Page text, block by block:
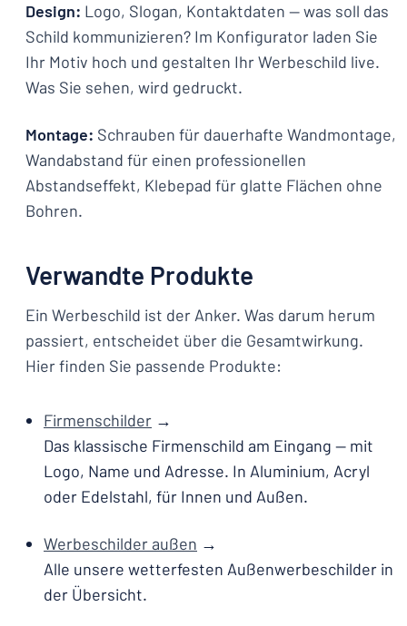
Design: Logo, Slogan, Kontaktdaten — was soll das
Schild kommunizieren? Im Konfigurator laden Sie
Ihr Motiv hoch und gestalten Ihr Werbeschild live.
Was Sie sehen, wird gedruckt.
Montage: Schrauben für dauerhafte Wandmontage,
Wandabstand für einen professionellen
Abstandseffekt, Klebepad für glatte Flächen ohne
Bohren.
Verwandte Produkte
Ein Werbeschild ist der Anker. Was darum herum
passiert, entscheidet über die Gesamtwirkung.
Hier finden Sie passende Produkte:
Firmenschilder →
Das klassische Firmenschild am Eingang — mit
Logo, Name und Adresse. In Aluminium, Acryl
oder Edelstahl, für Innen und Außen.
Werbeschilder außen →
Alle unsere wetterfesten Außenwerbeschilder in
der Übersicht.